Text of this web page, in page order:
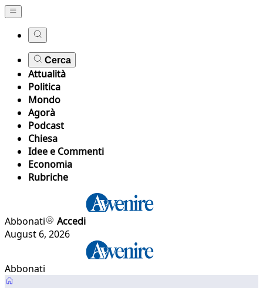
Cerca
Attualità
Politica
Mondo
Agorà
Podcast
Chiesa
Idee e Commenti
Economia
Rubriche
Abbonati
Accedi
August 6, 2026
Abbonati